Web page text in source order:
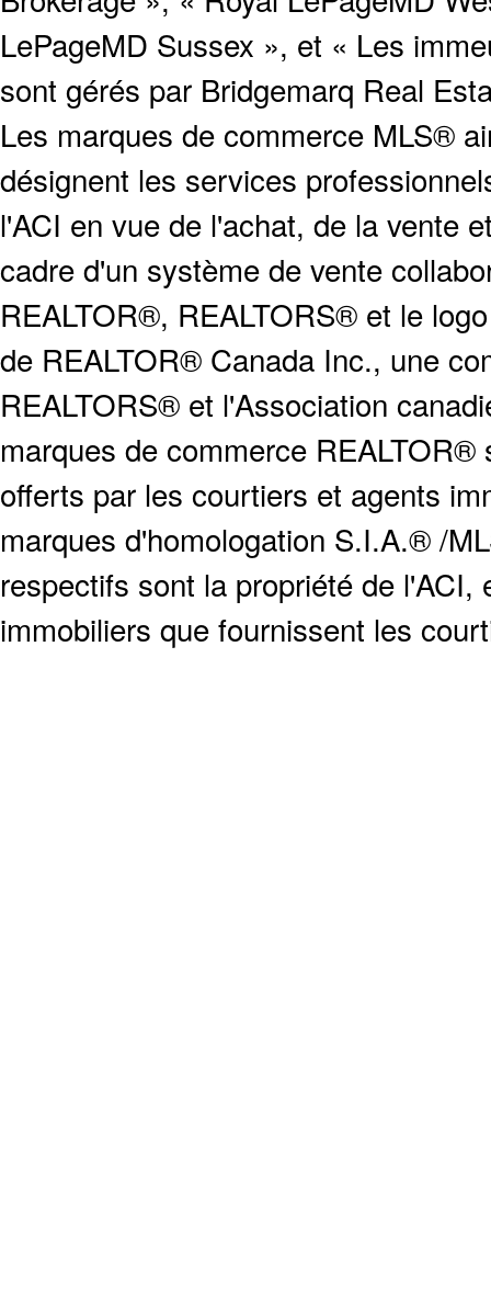
LePageMD Sussex », et « Les
sont gérés par Bridgemarq Real
Les marques de commerce MLS®
désignent les services
l'ACI en vue de l'achat, de la vente
cadre d'un système de vente
REALTOR®, REALTORS® et le
de REALTOR® Canada Inc., une
REALTORS® et l'Association
marques de commerce
offerts par les courtiers et agents
marques d'homologation S.I.A.® /
respectifs sont la propriété de
immobiliers que fournissent les